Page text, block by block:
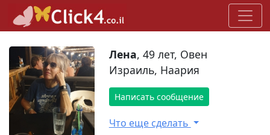
Лена, 49 лет, Овен
Израиль, Наария
Написать сообщение
Что еще сделать